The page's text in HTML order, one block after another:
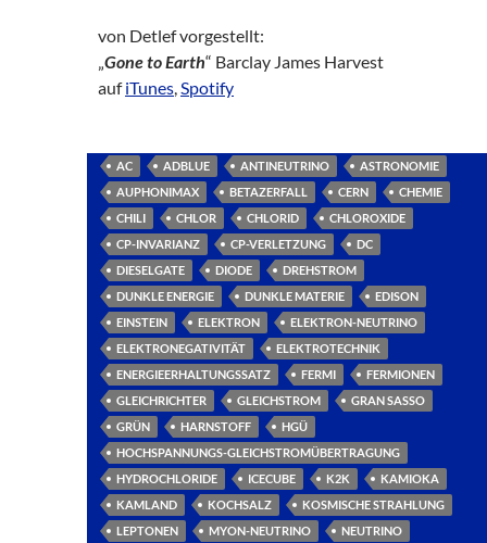
von Detlef vorgestellt:
„Gone to Earth“ Barclay James Harvest
aufiTunes,Spotify
AC ADBLUE ANTINEUTRINO
ASTRONOMIE
AUPHONIMAX
BETAZERFALL CERN
CHEMIE
CHILI
CHLOR CHLORID
CHLOROXIDE
CP-INVARIANZ
CP-VERLETZUNG
DC
DIESELGATE
DIODE
DREHSTROM
DUNKLE ENERGIE
DUNKLE MATERIE
EDISON
EINSTEIN
ELEKTRON
ELEKTRON-NEUTRINO
ELEKTRONEGATIVITÄT
ELEKTROTECHNIK
ENERGIEERHALTUNGSSATZ
FERMI
FERMIONEN
GLEICHRICHTER
GLEICHSTROM
GRAN SASSO
GRÜN
HARNSTOFF
HGÜ
HOCHSPANNUNGS-GLEICHSTROMÜBERTRAGUNG
HYDROCHLORIDE
ICECUBE K2K
KAMIOKA
KAMLAND
KOCHSALZ
KOSMISCHE STRAHLUNG
LEPTONEN
MYON-NEUTRINO
NEUTRINO